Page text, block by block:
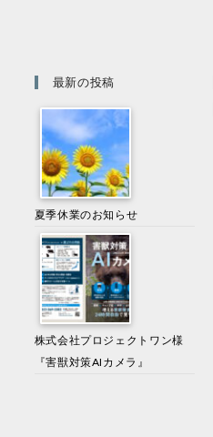
最新の投稿
夏季休業のお知らせ
株式会社プロジェクトワン様
『害獣対策AIカメラ』